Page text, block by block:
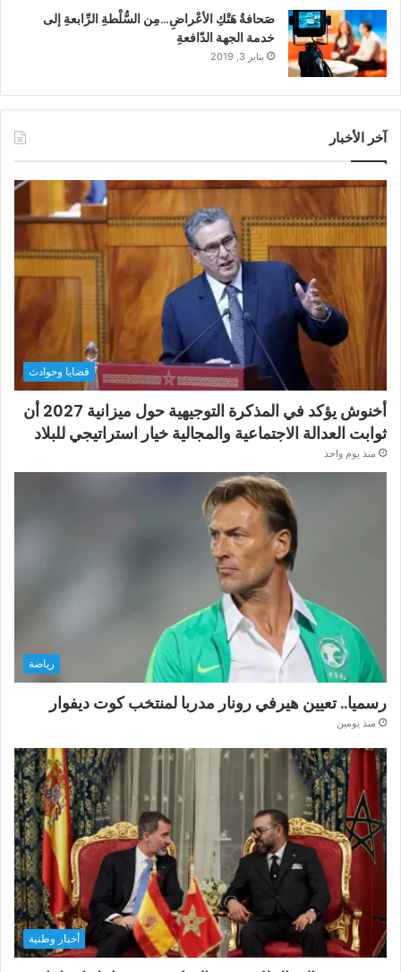
صَحافةُ هَتْكِ الأعْراضِ…مِن السُّلْطةِ الرِّابعةِ إلى
خدمة الجهة الدّافعةِ
يناير 3, 2019
آخر الأخبار
قضايا وحوادث
أخنوش يؤكد في المذكرة التوجيهية حول ميزانية 2027 أن
ثوابت العدالة الاجتماعية والمجالية خيار استراتيجي للبلاد
منذ يوم واحد
رياضة
رسميا.. تعيين هيرفي رونار مدربا لمنتخب كوت ديفوار
منذ يومين
أخبار وطنية